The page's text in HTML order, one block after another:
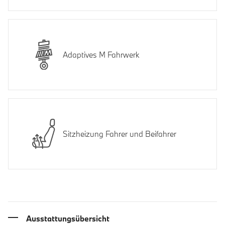
Adaptives M Fahrwerk
Sitzheizung Fahrer und Beifahrer
Ausstattungsübersicht